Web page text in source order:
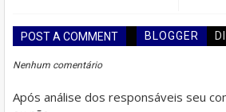
POST A COMMENT BLOGGER
Nenhum comentário
Após análise dos responsáveis seu